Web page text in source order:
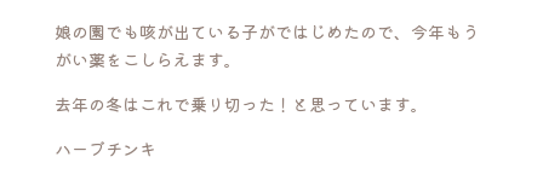
娘の園でも咳が出ている子がではじめたので、今年もう
がい薬をこしらえます。
去年の冬はこれで乗り切った！と思っています。
ハーブチンキ